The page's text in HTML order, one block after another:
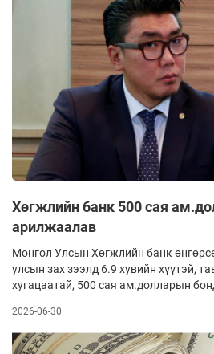
Хөгжлийн банк 500 сая
арилжаалав
Монгол Улсын Хөгжлийн банк
улсын зах зээлд 6.9 хувийн хүүтэй,
хугацаатай, 500 сая ам.долларын
2026-06-30